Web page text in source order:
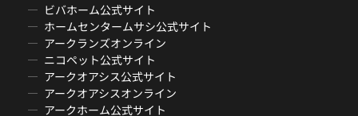
ビバホーム公式サイト
ホームセンタームサシ公式サイト
アークランズオンライン
ニコペット公式サイト
アークオアシス公式サイト
アークオアシスオンライン
アークホーム公式サイト